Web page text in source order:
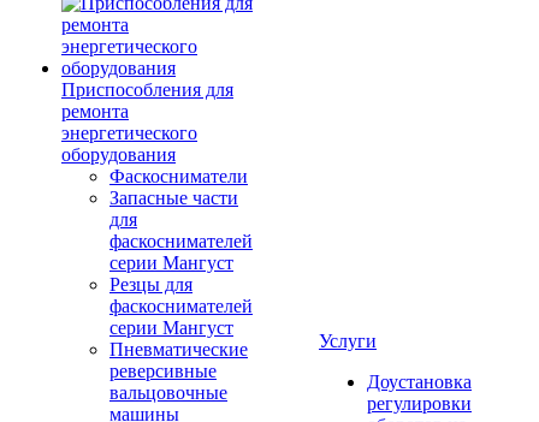
Приспособления для
ремонта
энергетического
оборудования
Фаскосниматели
Запасные части
для
фаскоснимателей
серии Мангуст
Резцы для
фаскоснимателей
серии Мангуст
Пневматические
реверсивные
вальцовочные
машины
Услуги
Доустановка
регулировки